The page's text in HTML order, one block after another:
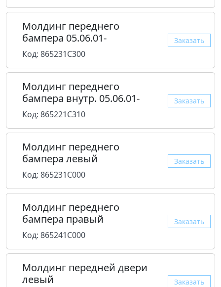
Молдинг переднего
бампера 05.06.01-
Код: 865231C300
Заказать
Молдинг переднего
бампера внутр. 05.06.01-
Код: 865221C310
Заказать
Молдинг переднего
бампера левый
Код: 865231C000
Заказать
Молдинг переднего
бампера правый
Код: 865241C000
Заказать
Молдинг передней двери
левый
Заказать